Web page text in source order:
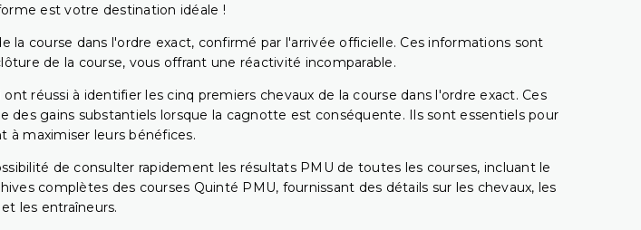
est votre destination idéale !
course dans l'ordre exact, confirmé par l'arrivée officielle. Ces informations sont
de la course, vous offrant une réactivité incomparable.
réussi à identifier les cinq premiers chevaux de la course dans l'ordre exact. Ces
gains substantiels lorsque la cagnotte est conséquente. Ils sont essentiels pour
à maximiser leurs bénéfices.
de consulter rapidement les résultats PMU de toutes les courses, incluant le
complètes des courses Quinté PMU, fournissant des détails sur les chevaux, les
les entraîneurs.